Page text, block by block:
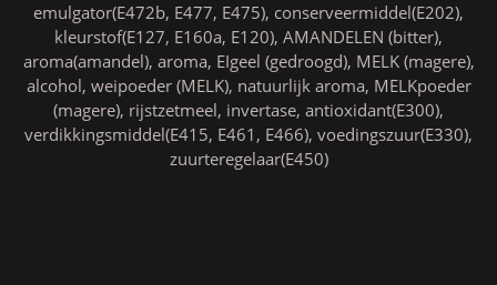
emulgator(E472b, E477, E475), conserveermiddel(E202),
kleurstof(E127, E160a, E120), AMANDELEN (bitter),
aroma(amandel), aroma, EIgeel (gedroogd), MELK (magere),
alcohol, weipoeder (MELK), natuurlijk aroma, MELKpoeder
(magere), rijstzetmeel, invertase, antioxidant(E300),
verdikkingsmiddel(E415, E461, E466), voedingszuur(E330),
zuurteregelaar(E450)